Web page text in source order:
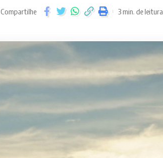
Compartilhe 3 min. de leitura